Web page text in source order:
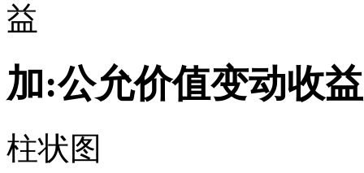
益
加:公允价值变动收益
柱状图